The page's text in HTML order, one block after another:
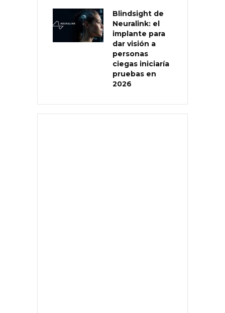
Blindsight de
Neuralink: el
implante para
dar visión a
personas
ciegas iniciaría
pruebas en
2026